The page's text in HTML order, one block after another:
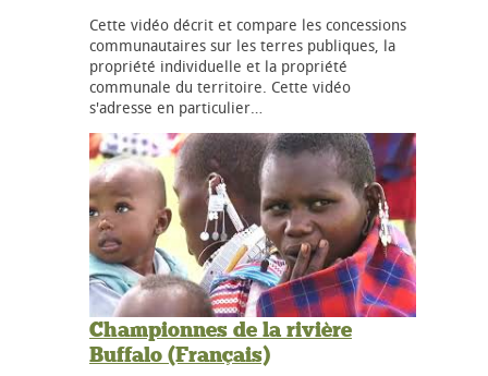
Cette vidéo décrit et compare les concessions
communautaires sur les terres publiques, la
propriété individuelle et la propriété
communale du territoire. Cette vidéo
s'adresse en particulier…
Championnes de la rivière
Buffalo (Français)